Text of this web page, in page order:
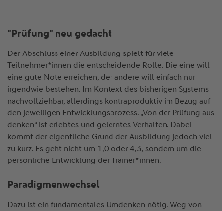
"Prüfung" neu gedacht
Der Abschluss einer Ausbildung spielt für viele
Teilnehmer*innen die entscheidende Rolle. Die eine will
eine gute Note erreichen, der andere will einfach nur
irgendwie bestehen. Im Kontext des bisherigen Systems
nachvollziehbar, allerdings kontraproduktiv im Bezug auf
den jeweiligen Entwicklungsprozess. „Von der Prüfung aus
denken“ ist erlebtes und gelerntes Verhalten. Dabei
kommt der eigentliche Grund der Ausbildung jedoch viel
zu kurz. Es geht nicht um 1,0 oder 4,3, sondern um die
persönliche Entwicklung der Trainer*innen.
Paradigmenwechsel
Dazu ist ein fundamentales Umdenken nötig. Weg von